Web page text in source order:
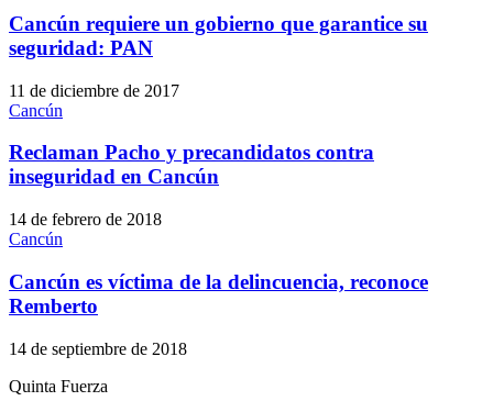
Cancún requiere un gobierno que garantice su
seguridad: PAN
11 de diciembre de 2017
Cancún
Reclaman Pacho y precandidatos contra
inseguridad en Cancún
14 de febrero de 2018
Cancún
Cancún es víctima de la delincuencia, reconoce
Remberto
14 de septiembre de 2018
Quinta Fuerza